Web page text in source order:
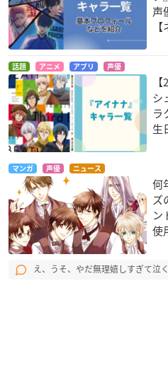
声
話題 アニメ アプリ 声優
シ
ラ
生
マンガ 声優 ニュース
何
ズ
ン
使
え、うそ、やだ無理嬉しすぎて泣く